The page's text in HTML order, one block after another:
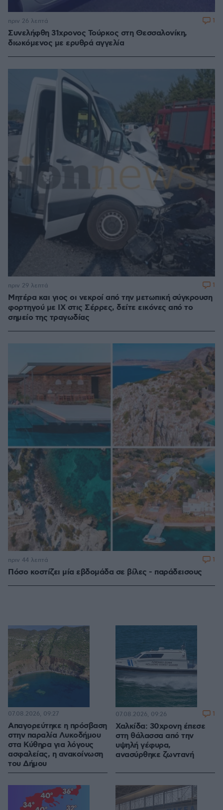
Συνελήφθη 31χρονος Τούρκος στη Θεσσαλονίκη,
διωκόμενος με ερυθρά αγγελία
πριν 26 λεπτά 1
Μητέρα και γιος οι νεκροί από την μετωπική σύγκρουση
φορτηγού με ΙΧ στις Σέρρες, δείτε εικόνες από το
σημείο της τραγωδίας
πριν 29 λεπτά 1
Πόσο κοστίζει μία εβδομάδα σε βίλες - παράδεισους
πριν 44 λεπτά 1
Απαγορεύτηκε η πρόσβαση
στην παραλία Λυκοδήμου
στα Κύθηρα για λόγους
ασφαλείας, η ανακοίνωση
του Δήμου
07.08.2026, 09:27
Χαλκίδα: 30χρονη έπεσε
στη θάλασσα από την
υψηλή γέφυρα,
ανασύρθηκε ζωντανή
07.08.2026, 09:26 1